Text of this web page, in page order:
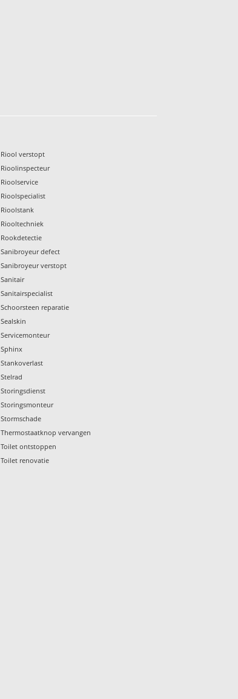
Riool verstopt
Rioolinspecteur
Rioolservice
Rioolspecialist
Rioolstank
Riooltechniek
Rookdetectie
Sanibroyeur defect
Sanibroyeur verstopt
Sanitair
Sanitairspecialist
Schoorsteen reparatie
Sealskin
Servicemonteur
Sphinx
Stankoverlast
Stelrad
Storingsdienst
Storingsmonteur
Stormschade
Thermostaatknop vervangen
Toilet ontstoppen
Toilet renovatie